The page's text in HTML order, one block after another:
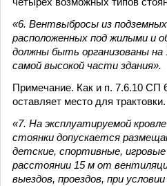
четырех возможных типов
«6. Вентвыбросы из
расположенных под жилыми и
должны быть организованы
самой высокой части здания».
Примечание. Как и п. 7.6.10 СП
оставляет место для трактовки.
«7. На эксплуатируемой
стоянки допускается
детские, спортивные, игровые
расстоянии 15 м от
выездов, проездов, при